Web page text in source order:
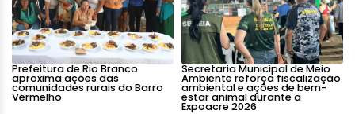
Prefeitura de Rio Branco
aproxima ações das
comunidades rurais do Barro
Vermelho
Secretaria Municipal de Meio
Ambiente reforça fiscalização
ambiental e ações de bem-
estar animal durante a
Expoacre 2026